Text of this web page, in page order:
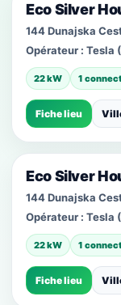
Eco Silver
144 Dunajska
Opérateur : Tesla
22 kW 1
Fiche lieu
Eco Silver
144 Dunajska
Opérateur : Tesla
22 kW 1
Fiche lieu